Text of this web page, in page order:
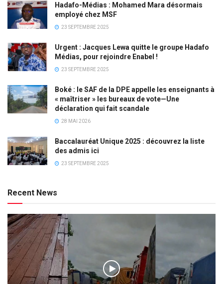
Hadafo-Médias : Mohamed Mara désormais
employé chez MSF
23 SEPTEMBRE 2025
Urgent : Jacques Lewa quitte le groupe Hadafo
Médias, pour rejoindre Enabel !
23 SEPTEMBRE 2025
Boké : le SAF de la DPE appelle les enseignants à
« maîtriser » les bureaux de vote—Une
déclaration qui fait scandale
28 MAI 2026
Baccalauréat Unique 2025 : découvrez la liste
des admis ici
23 SEPTEMBRE 2025
Recent News